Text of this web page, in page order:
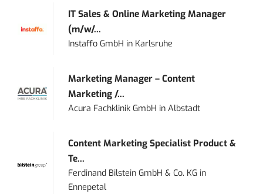
IT Sales & Online Marketing Manager
(m/w/...
Instaffo GmbH in Karlsruhe
Marketing Manager – Content
Marketing /...
Acura Fachklinik GmbH inAlbstadt
Content Marketing Specialist Product &
Te...
Ferdinand Bilstein GmbH & Co. KG in
Ennepetal